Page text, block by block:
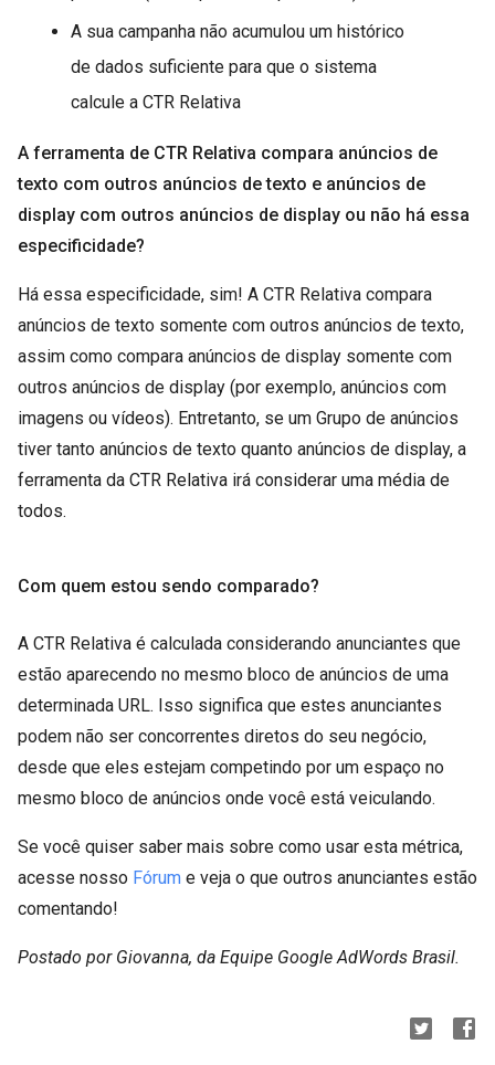
A sua campanha não acumulou um histórico
de dados suficiente para que o sistema
calcule a CTR Relativa
A ferramenta de CTR Relativa compara anúncios de
texto com outros anúncios de texto e anúncios de
display com outros anúncios de display ou não há essa
especificidade?
Há essa especificidade, sim! A CTR Relativa compara
anúncios de texto somente com outros anúncios de texto,
assim como compara anúncios de display somente com
outros anúncios de display (por exemplo, anúncios com
imagens ou vídeos). Entretanto, se um Grupo de anúncios
tiver tanto anúncios de texto quanto anúncios de display, a
ferramenta da CTR Relativa irá considerar uma média de
todos.
Com quem estou sendo comparado?
A CTR Relativa é calculada considerando anunciantes que
estão aparecendo no mesmo bloco de anúncios de uma
determinada URL. Isso significa que estes anunciantes
podem não ser concorrentes diretos do seu negócio,
desde que eles estejam competindo por um espaço no
mesmo bloco de anúncios onde você está veiculando.
Se você quiser saber mais sobre como usar esta métrica,
acesse nosso Fórum e veja o que outros anunciantes estão
comentando!
Postado por Giovanna, da Equipe Google AdWords Brasil.